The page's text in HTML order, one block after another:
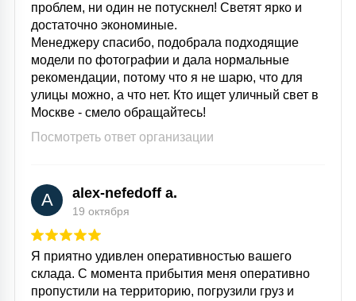
проблем, ни один не потускнел! Светят ярко и
достаточно экономиные.
Менеджеру спасибо, подобрала подходящие
модели по фотографии и дала нормальные
рекомендации, потому что я не шарю, что для
улицы можно, а что нет. Кто ищет уличный свет в
Москве - смело обращайтесь!
Посмотреть ответ организации
A alex-nefedoff a.
19 октября
Я приятно удивлен оперативностью вашего
склада. С момента прибытия меня оперативно
пропустили на территорию, погрузили груз и